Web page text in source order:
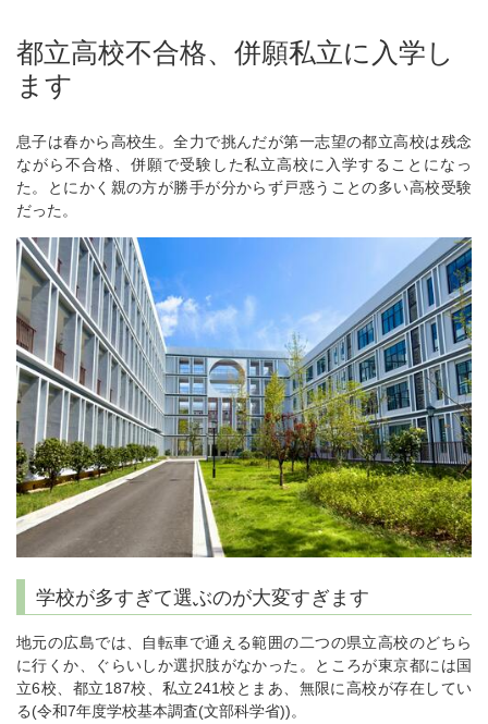
都立高校不合格、併願私立に入学し
ます
息子は春から高校生。全力で挑んだが第一志望の都立高校は残念
ながら不合格、併願で受験した私立高校に入学することになっ
た。とにかく親の方が勝手が分からず戸惑うことの多い高校受験
だった。
学校が多すぎて選ぶのが大変すぎます
地元の広島では、自転車で通える範囲の二つの県立高校のどちら
に行くか、ぐらいしか選択肢がなかった。ところが東京都には国
立6校、都立187校、私立241校とまあ、無限に高校が存在してい
る(令和7年度学校基本調査(文部科学省))。